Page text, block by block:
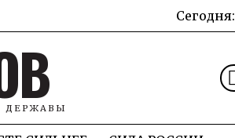
Сегодня:
ДЕРЖАВЫ